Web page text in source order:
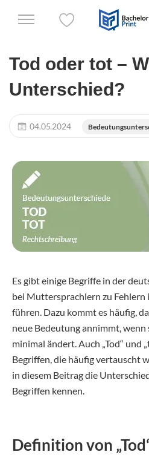
Tod oder tot –
Unterschied?
04.05.2024
Es gibt einige Begriffe in der
bei Muttersprachlern zu Fehlern
führen. Dazu kommt es häufig,
neue Bedeutung annimmt, wenn
minimal ändert. Auch „Tod“ und
Begriffen, die häufig vertauscht
in diesem Beitrag die
Begriffen kennen.
Definition von